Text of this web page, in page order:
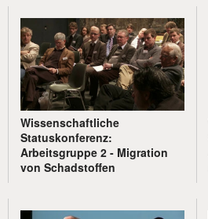
Wissenschaftliche
Statuskonferenz:
Arbeitsgruppe 2 - Migration
von Schadstoffen